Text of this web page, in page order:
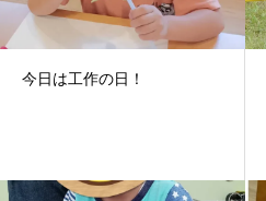
今日は工作の日！